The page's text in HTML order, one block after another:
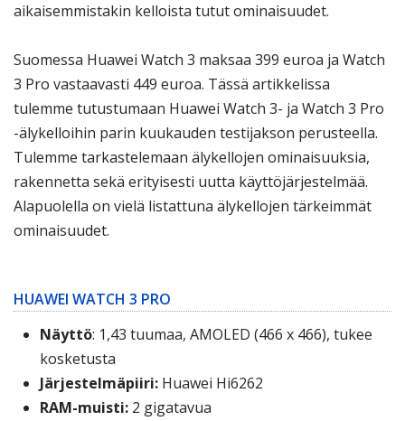
aikaisemmistakin kelloista tutut ominaisuudet.
Suomessa Huawei Watch 3 maksaa 399 euroa ja Watch
3 Pro vastaavasti 449 euroa. Tässä artikkelissa
tulemme tutustumaan Huawei Watch 3- ja Watch 3 Pro
-älykelloihin parin kuukauden testijakson perusteella.
Tulemme tarkastelemaan älykellojen ominaisuuksia,
rakennetta sekä erityisesti uutta käyttöjärjestelmää.
Alapuolella on vielä listattuna älykellojen tärkeimmät
ominaisuudet.
HUAWEI WATCH 3 PRO
Näyttö: 1,43 tuumaa, AMOLED (466 x 466), tukee
kosketusta
Järjestelmäpiiri:Huawei Hi6262
RAM-muisti:2 gigatavua